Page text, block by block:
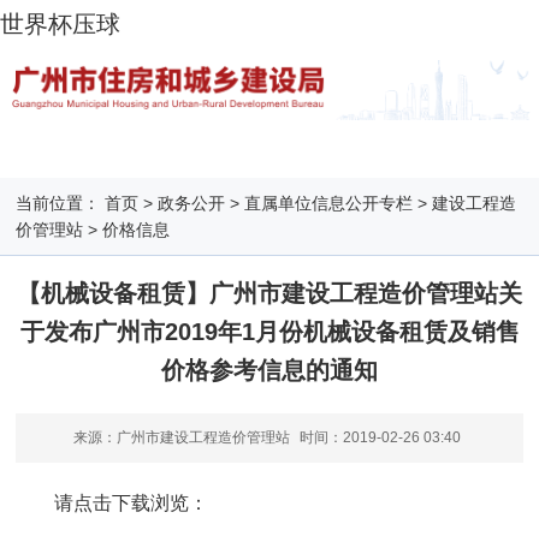
世界杯压球
当前位置： 首页 >政务公开 >直属单位信息公开专栏 >建设工程造
价管理站 >价格信息
【机械设备租赁】广州市建设工程造价管理站关
于发布广州市2019年1月份机械设备租赁及销售
价格参考信息的通知
来源：广州市建设工程造价管理站 时间： 2019-02-26 03:40
请点击下载浏览：